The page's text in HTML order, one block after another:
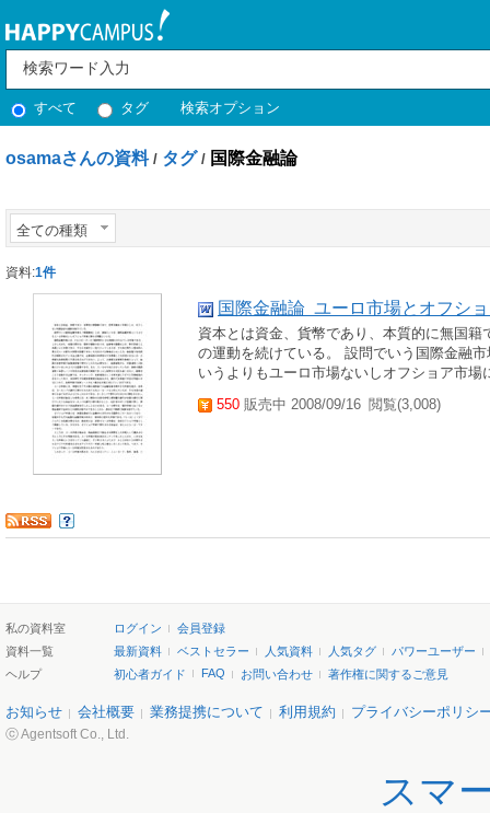
すべて タグ 検索オプション
osamaさんの資料 / タグ / 国際金融論
全ての種類
資料:1件
国際金融論 ユーロ市場とオフシ
資本とは資金、貨幣であり、本質的に無国
の運動を続けている。 設問でいう国際金融
いうよりもユーロ市場ないしオフショア市
550 販売中 2008/09/16 閲覧(3,008)
私の資料室 ログイン
会員登録
資料一覧
最新資料 ベストセラー 人気資料 人気タグ
パワーユーザー
ヘルプ
初心者ガイド FAQ お問い合わせ 著作権に関するご意見
お知らせ 会社概要 業務提携について 利用規約 プライバシーポリシ
ⓒ Agentsoft Co., Ltd.
スマ